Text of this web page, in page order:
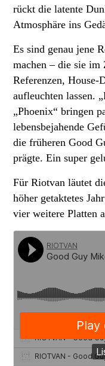
rückt die latente
Atmosphäre ins
Es sind genau jene
machen – die sie
Referenzen, House-
aufleuchten lassen.
„Phoenix“ bringen
lebensbejahende
die früheren Good
prägte. Ein super
Für Riotvan läutet
höher getaktetes
vier weitere Platten